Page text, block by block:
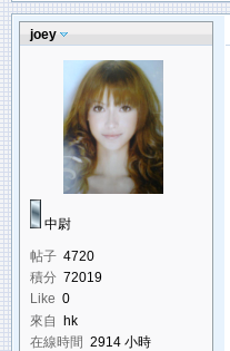
joey
中尉
帖子 4720
積分 72019
Like 0
來自 hk
在線時間 2914 小時